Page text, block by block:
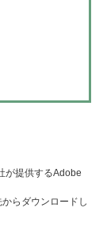
が提供するAdobe
らダウンロードし